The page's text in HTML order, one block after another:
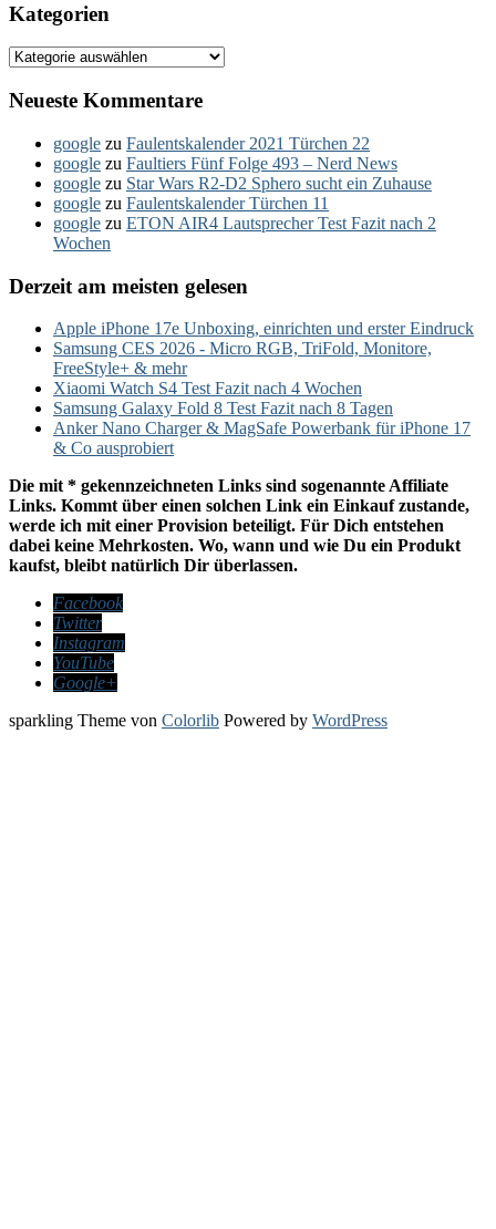
Kategorien
Kategorien
Neueste Kommentare
google zu Faulentskalender 2021 Türchen 22
google zu Faultiers Fünf Folge 493 – Nerd News
google zu Star Wars R2-D2 Sphero sucht ein Zuhause
google zu Faulentskalender Türchen 11
google zu ETON AIR4 Lautsprecher Test Fazit nach 2
Wochen
Derzeit am meisten gelesen
Apple iPhone 17e Unboxing, einrichten und erster Eindruck
Samsung CES 2026 - Micro RGB, TriFold, Monitore,
FreeStyle+ & mehr
Xiaomi Watch S4 Test Fazit nach 4 Wochen
Samsung Galaxy Fold 8 Test Fazit nach 8 Tagen
Anker Nano Charger & MagSafe Powerbank für iPhone 17
& Co ausprobiert
Die mit * gekennzeichneten Links sind sogenannte Affiliate
Links. Kommt über einen solchen Link ein Einkauf zustande,
werde ich mit einer Provision beteiligt. Für Dich entstehen
dabei keine Mehrkosten. Wo, wann und wie Du ein Produkt
kaufst, bleibt natürlich Dir überlassen.
Facebook
Twitter
Instagram
YouTube
Google+
sparkling Theme von Colorlib Powered by WordPress